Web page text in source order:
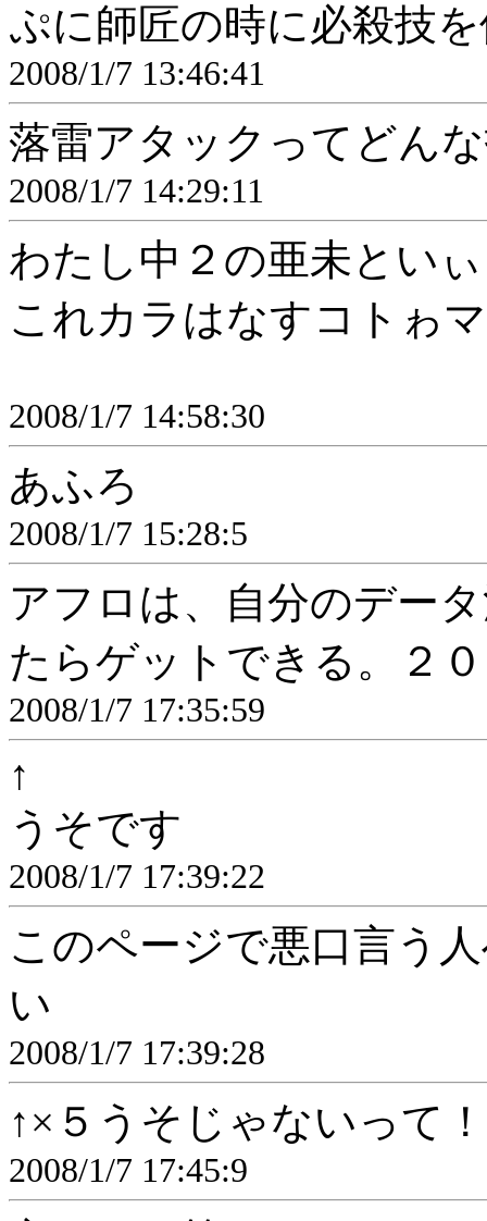
ぷに師匠の時に必殺技
2008/1/7 13:46:41
落雷アタックってどん
2008/1/7 14:29:11
わたし中２の亜未とい
これカラはなすコトゎ
2008/1/7 14:58:30
あふろ
2008/1/7 15:28:5
アフロは、自分のデー
たらゲットできる。２
2008/1/7 17:35:59
↑
うそです
2008/1/7 17:39:22
このページで悪口言う
い
2008/1/7 17:39:28
↑×５うそじゃないって！
2008/1/7 17:45:9